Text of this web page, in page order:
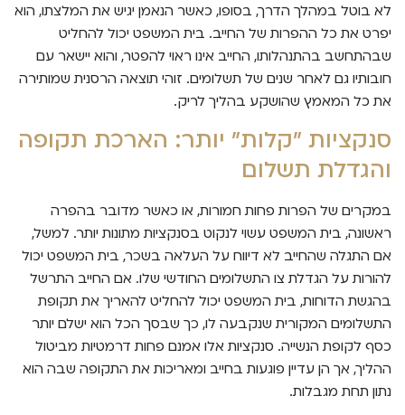
לא בוטל במהלך הדרך, בסופו, כאשר הנאמן יגיש את המלצתו, הוא
יפרט את כל ההפרות של החייב. בית המשפט יכול להחליט
שבהתחשב בהתנהלותו, החייב אינו ראוי להפטר, והוא יישאר עם
חובותיו גם לאחר שנים של תשלומים. זוהי תוצאה הרסנית שמותירה
את כל המאמץ שהושקע בהליך לריק.
סנקציות "קלות" יותר: הארכת תקופה
והגדלת תשלום
במקרים של הפרות פחות חמורות, או כאשר מדובר בהפרה
ראשונה, בית המשפט עשוי לנקוט בסנקציות מתונות יותר. למשל,
אם התגלה שהחייב לא דיווח על העלאה בשכר, בית המשפט יכול
להורות על הגדלת צו התשלומים החודשי שלו. אם החייב התרשל
בהגשת הדוחות, בית המשפט יכול להחליט להאריך את תקופת
התשלומים המקורית שנקבעה לו, כך שבסך הכל הוא ישלם יותר
כסף לקופת הנשייה. סנקציות אלו אמנם פחות דרמטיות מביטול
ההליך, אך הן עדיין פוגעות בחייב ומאריכות את התקופה שבה הוא
נתון תחת מגבלות.